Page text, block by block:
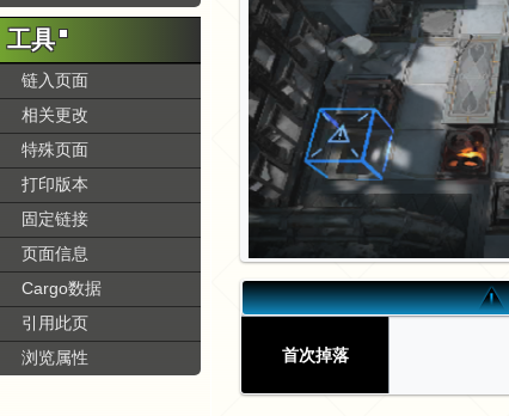
首次掉落
工具
链入页面
相关更改
特殊页面
打印版本
固定链接
页面信息
Cargo数据
引用此页
浏览属性